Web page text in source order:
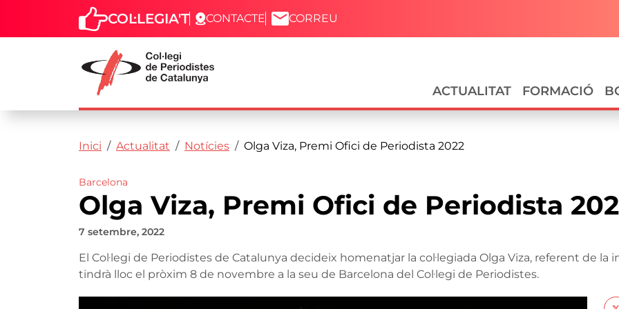
Vés al contingut
Capçalera
COL·LEGIA'T CONTACTE CORREU
Navegació principal
ACTUALITAT FORMACIÓ
Fil d'ariadna
Inici Actualitat Notícies Olga Viza, Premi Ofici de Periodista 2022
Barcelona
Olga Viza, Premi Ofici de Periodista
7 setembre, 2022
El Col·legi de Periodistes de Catalunya decideix homenatjar la col·legiada Olga Viza, referent de
tindrà lloc el pròxim 8 de novembre a la seu de Barcelona del Col·legi de Periodistes.